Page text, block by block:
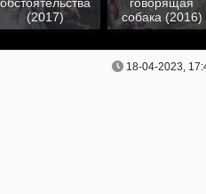
(2017)
собака (2016)
18-04-2023,